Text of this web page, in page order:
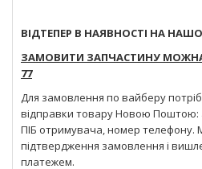
ВІДТЕПЕР В НАЯВНОСТІ НА
ЗАМОВИТИ ЗАПЧАСТИНУ МОЖНА
77
Для замовлення по вайберу
відправки товару Новою Поштою:
ПІБ отримувача, номер телефону.
підтвердження замовлення і
платежем.